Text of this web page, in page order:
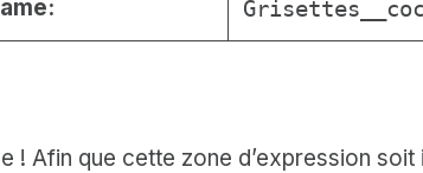
! Afin que cette zone d’expression